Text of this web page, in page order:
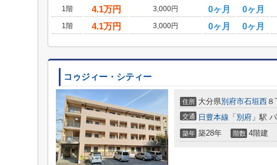
1階
4.1万円 3,000円 0ヶ月 0ヶ月
1階
4.1万円 3,000円 0ヶ月 0ヶ月
コゥジィー・シティー
住所 大分県別府市石垣西
交通 日豊本線 「 別府 」駅
築年 築28年 階数 4階建